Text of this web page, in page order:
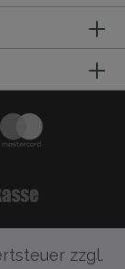
zzgl.